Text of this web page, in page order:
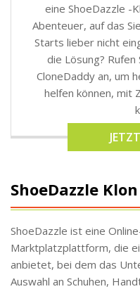
eine ShoeDazzle -
Abenteuer, auf das
Starts lieber nicht
die Lösung?
CloneDaddy an, um
helfen können, mit
ShoeDazzle
ShoeDazzle ist eine
Marktplatzplattform, die
anbietet, bei dem das
Auswahl an Schuhen,